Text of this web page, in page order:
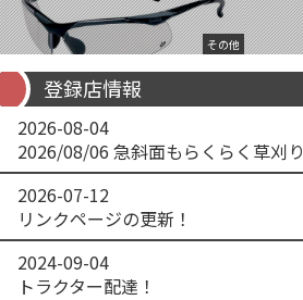
その他
登録店情報
2026-08-04
2026/08/06 急斜面もらくらく草刈り
2026-07-12
リンクページの更新！
2024-09-04
トラクター配達！